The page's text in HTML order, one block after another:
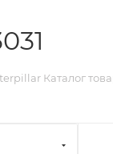
Каталог